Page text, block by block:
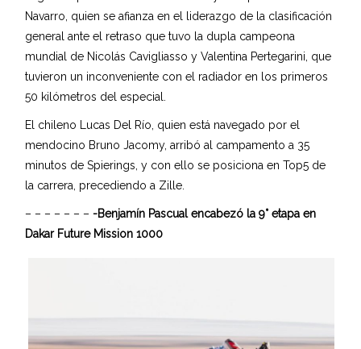
Navarro, quien se afianza en el liderazgo de la clasificación
general ante el retraso que tuvo la dupla campeona
mundial de Nicolás Cavigliasso y Valentina Pertegarini, que
tuvieron un inconveniente con el radiador en los primeros
50 kilómetros del especial.
El chileno Lucas Del Río, quien está navegado por el
mendocino Bruno Jacomy, arribó al campamento a 35
minutos de Spierings, y con ello se posiciona en Top5 de
la carrera, precediendo a Zille.
– – – – – – – -Benjamín Pascual encabezó la 9° etapa en
Dakar Future Mission 1000